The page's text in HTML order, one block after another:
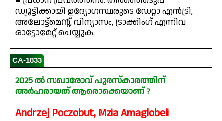
ഡ്യൂട്ടിക്കായി ഉദ്യോഗസ്ഥരുടെ ഡേറ്റാ എൻട്രി,
അലോട്ട്മെന്റ്, വിന്യാസം, ട്രാക്കിംഗ് എന്നിവ
ഓട്ടോമേറ്റ് ചെയ്യുക.
CA-1833
2025 ൽ സഖാരോവ് പുരസ്‌കാരത്തിന്
അർഹരായത് ആരൊക്കെയാണ് ?
Andrzej Poczobut, Mzia Amaglobeli